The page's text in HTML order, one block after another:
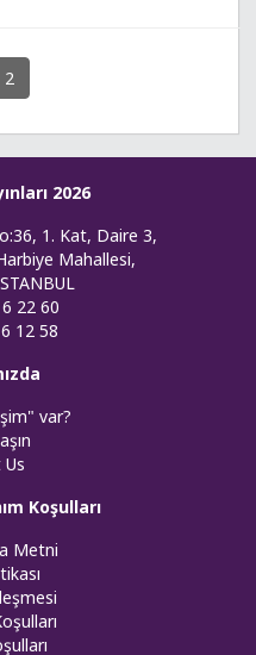
2
2026
1. Kat, Daire 3,
Mahallesi,
22 60
12 58
var?
Koşulları
Metni